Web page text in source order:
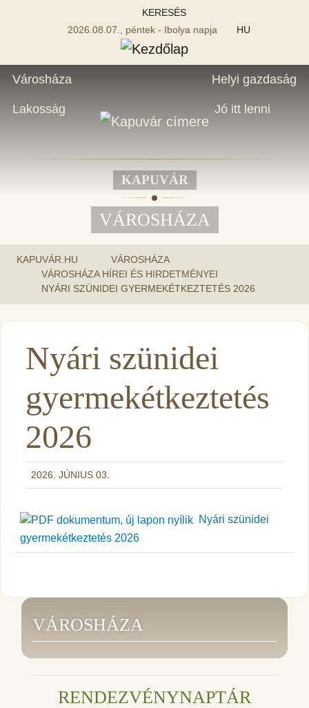
KERESÉS
2026.08.07., péntek - Ibolya napja
HU
Városháza
Lakosság
Helyi gazdaság
Jó itt lenni
KAPUVÁR
VÁROSHÁZA
KAPUVÁR.HU
VÁROSHÁZA
VÁROSHÁZA HÍREI ÉS HIRDETMÉNYEI
NYÁRI SZÜNIDEI GYERMEKÉTKEZTETÉS 2026
Nyári szünidei
gyermekétkeztetés
2026
2026. JÚNIUS 03.
Nyári szünidei
gyermekétkeztetés 2026
VÁROSHÁZA
RENDEZVÉNYNAPTÁR